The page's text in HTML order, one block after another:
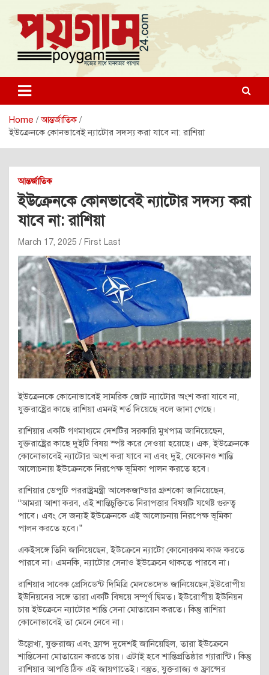
content
poygam24.com
poygam24.com
Home
আন্তর্জাতিক
ইউক্রেনকে কোনভাবেই ন্যাটোর সদস্য করা যাবে না: রাশিয়া
আন্তর্জাতিক
ইউক্রেনকে কোনভাবেই ন্যাটোর সদস্য করা
যাবে না: রাশিয়া
March 17, 2025 First Last
ইউক্রেনকে কোনোভাবেই সামরিক জোট ন্যাটোর অংশ করা যাবে না,
যুক্তরাষ্ট্রের কাছে রাশিয়া এমনই শর্ত দিয়েছে বলে জানা গেছে।
রাশিয়ার একটি গণমাধ্যমে দেশটির সরকারি মুখপাত্র জানিয়েছেন,
যুক্তরাষ্ট্রের কাছে দুইটি বিষয় স্পষ্ট করে দেওয়া হয়েছে। এক, ইউক্রেনকে
কোনোভাবেই ন্যাটোর অংশ করা যাবে না এবং দুই, যেকোনও শান্তি
আলোচনায় ইউক্রেনকে নিরপেক্ষ ভূমিকা পালন করতে হবে।
রাশিয়ার ডেপুটি পররাষ্ট্রমন্ত্রী আলেকজান্ডার গ্রুশকো জানিয়েছেন,
“আমরা আশা করব, এই শান্তিচুক্তিতে নিরাপত্তার বিষয়টি যথেষ্ট গুরুত্ব
পাবে। এবং সে জন্যই ইউক্রেনকে এই আলোচনায় নিরপেক্ষ ভূমিকা
পালন করতে হবে।”
একইসঙ্গে তিনি জানিয়েছেন, ইউক্রেনে ন্যাটো কোনোরকম কাজ করতে
পারবে না। এমনকি, ন্যাটোর সেনাও ইউক্রেনে থাকতে পারবে না।
রাশিয়ার সাবেক প্রেসিডেন্ট দিমিত্রি মেদভেদেভ জানিয়েছেন,ইউরোপীয়
ইউনিয়নের সঙ্গে তারা একটি বিষয়ে সম্পূর্ণ দ্বিমত। ইউরোপীয় ইউনিয়ন
চায় ইউক্রেনে ন্যাটোর শান্তি সেনা মোতায়েন করতে। কিন্তু রাশিয়া
কোনোভাবেই তা মেনে নেবে না।
উল্লেখ্য, যুক্তরাজ্য এবং ফ্রান্স দুদেশই জানিয়েছিল, তারা ইউক্রেনে
শান্তিসেনা মোতায়েন করতে চায়। এটাই হবে শান্তিপ্রতিষ্ঠার গ্যারান্টি। কিন্তু
রাশিয়ার আপত্তি ঠিক এই জায়গাতেই। বস্তুত, যুক্তরাজ্য ও ফ্রান্সের